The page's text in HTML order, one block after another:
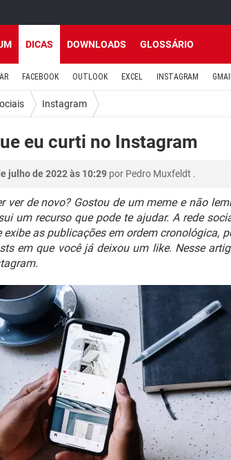
DICAS DOWNLOADS GLOSSÁRIO
FACEBOOK OUTLOOK EXCEL INSTAGRAM
Instagram
eu curti no Instagram
julho de 2022 às 10:29 por Pedro Muxfeldt .
ver de novo? Gostou de um meme e não
um recurso que pode te ajudar. A rede
as publicações em ordem cronológica,
em que você já deixou um like. Nesse